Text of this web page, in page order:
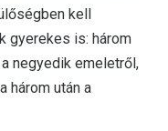
kell
gyerekes is: három
negyedik emeletről,
három után a